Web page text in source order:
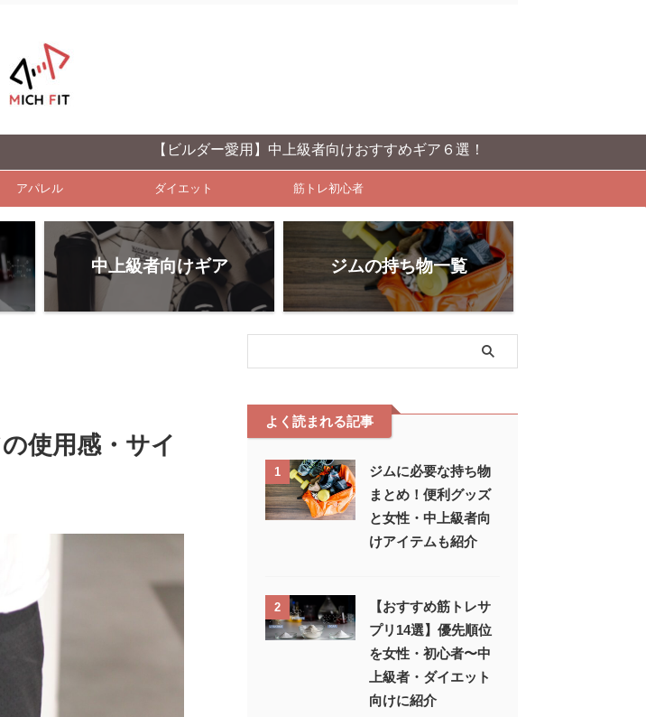
【ビルダー愛用】中上級者向けおすすめギア６選！
アパレル ダイエット 筋トレ初心者
中上級者向けギア ジムの持ち物一覧
使用感・サイ
よく読まれる記事
1
ジムに必要な持ち物
まとめ！便利グッズ
と女性・中上級者向
けアイテムも紹介
2
【おすすめ筋トレサ
プリ14選】優先順位
を女性・初心者〜中
上級者・ダイエット
向けに紹介